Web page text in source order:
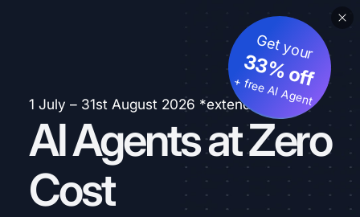
1 July – 31st August 2026 *extended
AI Agents at Zero
Cost
Get your
33% off
+ free AI Agent